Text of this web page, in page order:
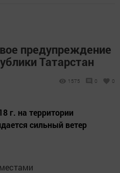
предупреждение
Татарстан
1575 0 0
г. на территории
сильный ветер